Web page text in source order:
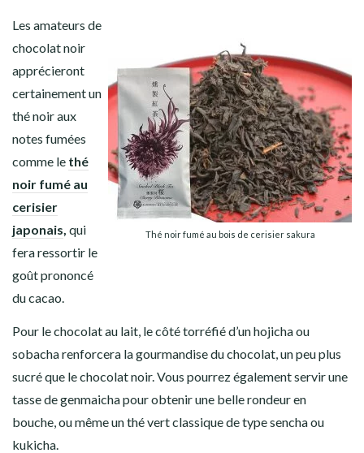
Thé noir fumé au bois de cerisier sakura
Les amateurs de
chocolat noir
apprécieront
certainement un
thé noir aux
notes fumées
comme le thé
noir fumé au
cerisier
japonais qui
fera ressortir le
goût prononcé
du cacao.
Pour lechocolat au lait, le côté torréfié d’un hojicha ou
sobacha renforcera la gourmandise du chocolat, un peu plus
sucré que le chocolat noir. Vous pourrez également servir une
tasse de genmaicha pour obtenir une belle rondeur en
bouche, ou même un thé vert classique de type sencha ou
kukicha.